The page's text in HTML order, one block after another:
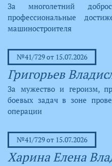
За многолетний
профессиональные
машиностроителя
№41/729 от 15.07.2026
Григорьев
За мужество и героизм,
боевых задач в зоне
операции
№41/729 от 15.07.2026
Харина Елена